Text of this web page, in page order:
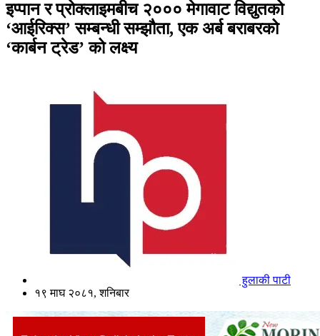
इप्पान र प्रोक्लाइमबीच २००० मेगावाट विद्युतको
‘आईरिक्स’ सम्बन्धी सम्झौता, एक अर्ब बराबरको
‘कार्बन ट्रेड’ को लक्ष्य
हुलाकी पाटी
१९ माघ २०८१, शनिबार